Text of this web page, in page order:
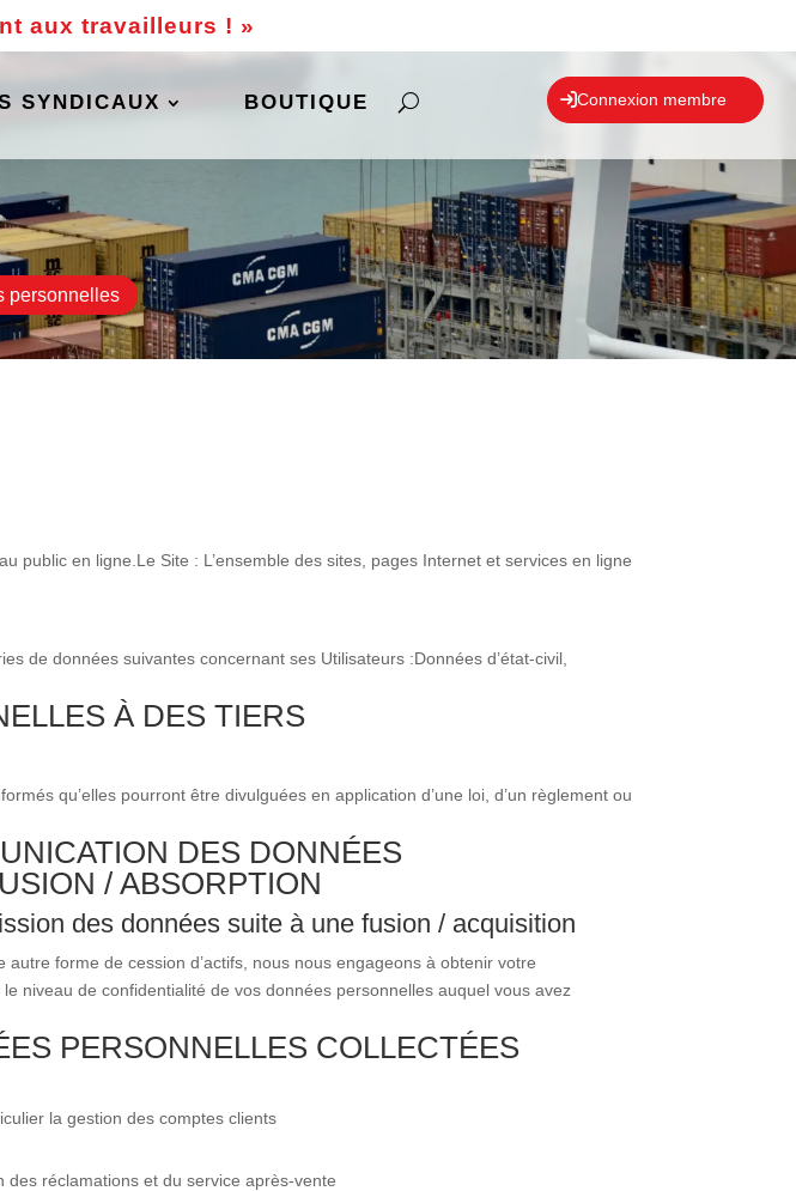
aux travailleurs ! »
SYNDICAUX BOUTIQUE Connexion membre
personnelles
public en ligne. Le Site : L’ensemble des sites, pages Internet et services en ligne
de données suivantes concernant ses Utilisateurs :Données d’état-civil,
À DES TIERS
qu’elles pourront être divulguées en application d’une loi, d’un règlement ou
DES DONNÉES
/ ABSORPTION
des données suite à une fusion / acquisition
forme de cession d’actifs, nous nous engageons à obtenir votre
niveau de confidentialité de vos données personnelles auquel vous avez
PERSONNELLES COLLECTÉES
la gestion des comptes clients
des réclamations et du service après-vente